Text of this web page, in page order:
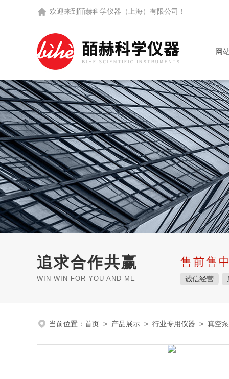
欢迎来到 皕赫科学仪器（上海）有限公司 ！
网
追求合作共赢
WIN WIN FOR YOU AND ME
售前售
诚信经营
当前位置： 首页 > 产品展示 > 行业专用仪器 > 真空泵